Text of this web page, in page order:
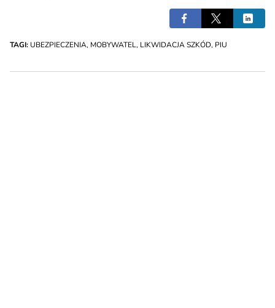
TAGI: UBEZPIECZENIA, MOBYWATEL, LIKWIDACJA SZKÓD, PIU